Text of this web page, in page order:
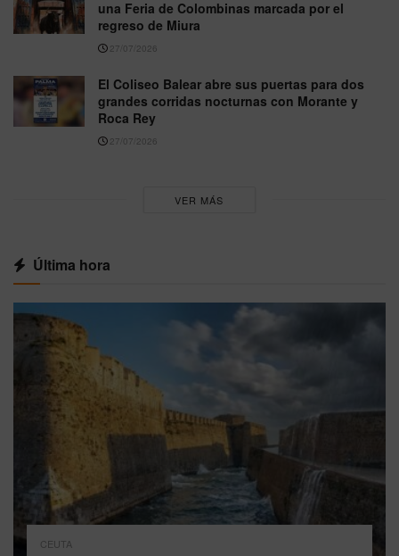
una Feria de Colombinas marcada por el
regreso de Miura
27/07/2026
El Coliseo Balear abre sus puertas para dos
grandes corridas nocturnas con Morante y
Roca Rey
27/07/2026
VER MÁS
Última hora
CEUTA